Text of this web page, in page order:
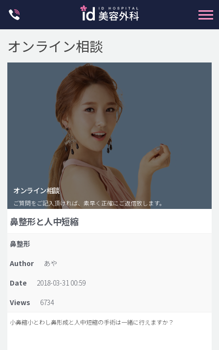
脂肪注入(アンチエイジング)
豊胸手術・バストアップ
プチ整形
idリアルストーリー
idニュース
病院紹介
安全整形
オンライン相談
オンライン相談
ご質問をご記入頂ければ、素早く正確にご返信致します。
鼻整形と人中短縮
鼻整形
Author
あや
Date
2018-03-31 00:59
Views
6734
小鼻縮小とわし鼻形成と人中短縮の手術は一緒に行えますか？